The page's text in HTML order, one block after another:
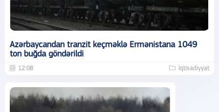
Azərbaycandan tranzit keçməklə Ermənistana 1049
ton buğda göndərildi
12:08 İqtisadiyyat